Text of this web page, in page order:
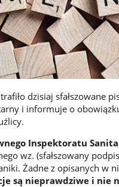
dzisiaj sfałszowane
i informuje o
Inspektoratu
wz. (sfałszowany
Żadne z opisanych w
są nieprawdziwe i nie